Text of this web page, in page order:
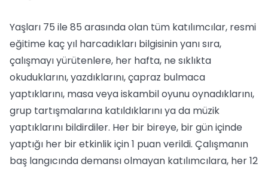
Yaşları 75 ile 85 arasında olan tüm katılımcılar, resmi
eğitime kaç yıl harcadıkları bilgisinin yanı sıra,
çalışmayı yürütenlere, her hafta, ne sıklıkta
okuduklarını, yazdıklarını, çapraz bulmaca
yaptıklarını, masa veya iskambil oyunu oynadıklarını,
grup tartışmalarına katıldıklarını ya da müzik
yaptıklarını bildirdiler. Her bir bireye, bir gün içinde
yaptığı her bir etkinlik için 1 puan verildi. Çalışmanın
baş langıcında demansı olmayan katılımcılara, her 12